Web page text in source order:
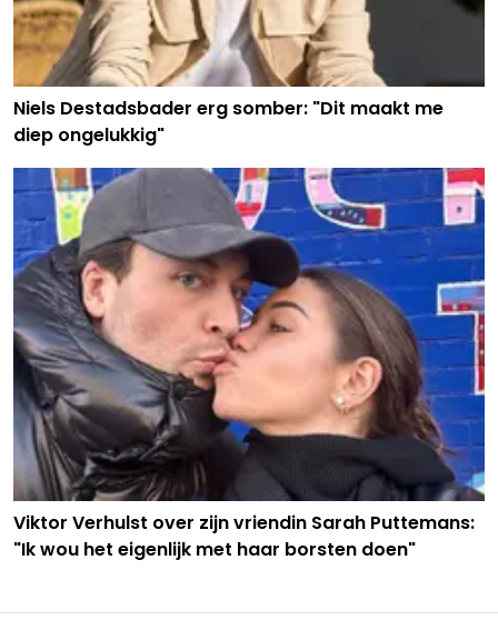
Niels Destadsbader erg somber: "Dit maakt me
diep ongelukkig"
Viktor Verhulst over zijn vriendin Sarah Puttemans:
"Ik wou het eigenlijk met haar borsten doen"